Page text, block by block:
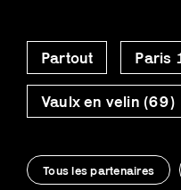
Partout Paris
Vaulx en velin (69)
Tous les partenaires